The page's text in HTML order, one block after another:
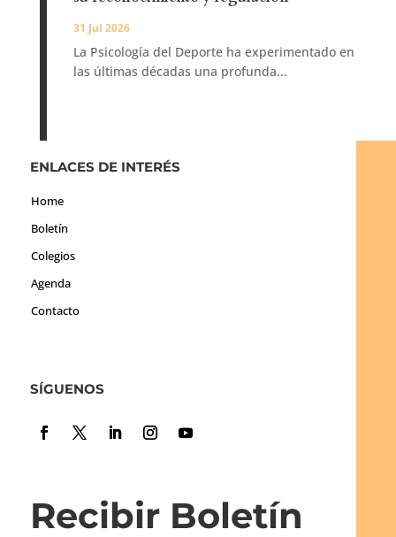
31 Jul 2026
La Psicología del Deporte ha experimentado en
las últimas décadas una profunda...
ENLACES DE INTERÉS
Home
Boletín
Colegios
Agenda
Contacto
SÍGUENOS
Recibir Boletín